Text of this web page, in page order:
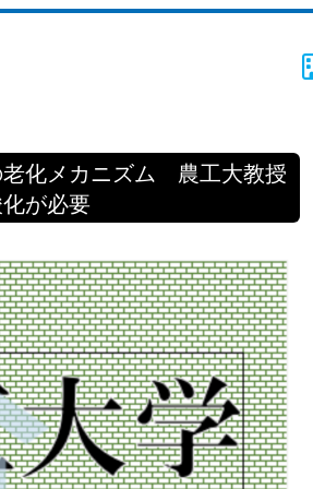
老化メカニズム 農工大教授
が必要